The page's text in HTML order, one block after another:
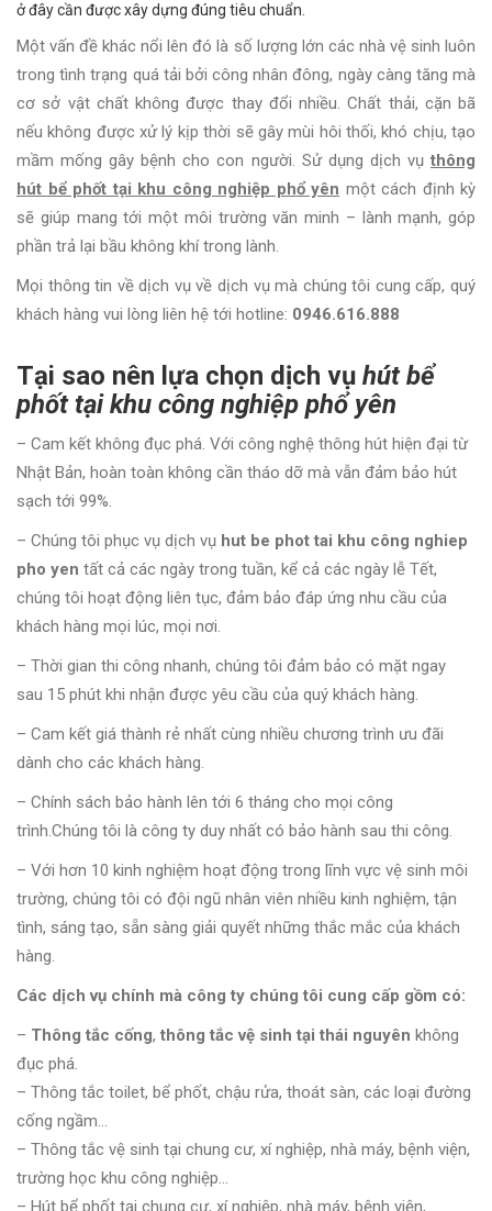
ở đây cần được xây dựng đúng tiêu chuẩn.
Một vấn đề khác nổi lên đó là số lượng lớn các nhà vệ sinh luôn
trong tình trạng quá tải bởi công nhân đông, ngày càng tăng mà
cơ sở vật chất không được thay đổi nhiều. Chất thải, cặn bã
nếu không được xử lý kịp thời sẽ gây mùi hôi thối, khó chịu, tạo
mầm mống gây bệnh cho con người. Sử dụng dịch vụ thông
hút bể phốt tại khu công nghiệp phổ yên một cách định kỳ
sẽ giúp mang tới một môi trường văn minh – lành mạnh, góp
phần trả lại bầu không khí trong lành.
Mọi thông tin về dịch vụ về dịch vụ mà chúng tôi cung cấp, quý
khách hàng vui lòng liên hệ tới hotline: 0946.616.888
Tại sao nên lựa chọn dịch vụ hút bể
phốt tại khu công nghiệp phổ yên
– Cam kết không đục phá. Với công nghệ thông hút hiện đại từ
Nhật Bản, hoàn toàn không cần tháo dỡ mà vẫn đảm bảo hút
sạch tới 99%.
– Chúng tôi phục vụ dịch vụ hut be phot tai khu công nghiep
pho yen tất cả các ngày trong tuần, kể cả các ngày lễ Tết,
chúng tôi hoạt động liên tục, đảm bảo đáp ứng nhu cầu của
khách hàng mọi lúc, mọi nơi.
– Thời gian thi công nhanh, chúng tôi đảm bảo có mặt ngay
sau 15 phút khi nhận được yêu cầu của quý khách hàng.
– Cam kết giá thành rẻ nhất cùng nhiều chương trình ưu đãi
dành cho các khách hàng.
– Chính sách bảo hành lên tới 6 tháng cho mọi công
trình.Chúng tôi là công ty duy nhất có bảo hành sau thi công.
– Với hơn 10 kinh nghiệm hoạt động trong lĩnh vực vệ sinh môi
trường, chúng tôi có đội ngũ nhân viên nhiều kinh nghiệm, tận
tình, sáng tạo, sẵn sàng giải quyết những thắc mắc của khách
hàng.
Các dịch vụ chính mà công ty chúng tôi cung cấp gồm có:
– Thông tắc cống, thông tắc vệ sinh tại thái nguyên không
đục phá.
– Thông tắc toilet, bể phốt, chậu rửa, thoát sàn, các loại đường
cống ngầm…
– Thông tắc vệ sinh tại chung cư, xí nghiệp, nhà máy, bệnh viện,
trường học khu công nghiệp…
– Hút bể phốt tại chung cư, xí nghiệp, nhà máy, bệnh viện,